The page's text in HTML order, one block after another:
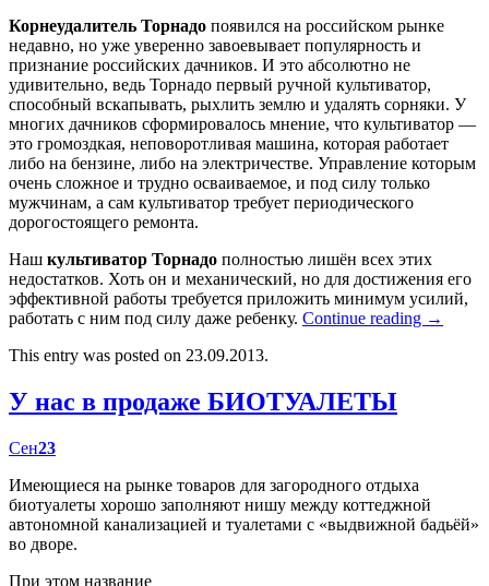
Корнеудалитель Торнадо появился на российском рынке
недавно, но уже уверенно завоевывает популярность и
признание российских дачников. И это абсолютно не
удивительно, ведь Торнадо первый ручной культиватор,
способный вскапывать, рыхлить землю и удалять сорняки. У
многих дачников сформировалось мнение, что культиватор —
это громоздкая, неповоротливая машина, которая работает
либо на бензине, либо на электричестве. Управление которым
очень сложное и трудно осваиваемое, и под силу только
мужчинам, а сам культиватор требует периодического
дорогостоящего ремонта.
Наш культиватор Торнадо полностью лишён всех этих
недостатков. Хоть он и механический, но для достижения его
эффективной работы требуется приложить минимум усилий,
работать с ним под силу даже ребенку. Continue reading →
This entry was posted on 23.09.2013.
У нас в продаже БИОТУАЛЕТЫ
Сен23
Имеющиеся на рынке товаров для загородного отдыха
биотуалеты хорошо заполняют нишу между коттеджной
автономной канализацией и туалетами с «выдвижной бадьёй»
во дворе.
При этом название